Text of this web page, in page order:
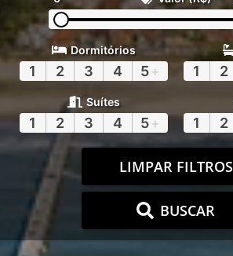
Dormitórios
1 2 3 4 5+ 1 2
Suítes
1 2 3 4 5+ 1 2
LIMPAR FILTROS
BUSCAR